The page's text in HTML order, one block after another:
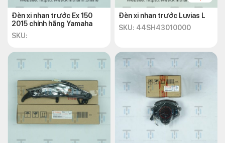
Đèn xi nhan trước Ex 150
2015 chính hãng Yamaha
SKU:
Đèn xi nhan trước Luvias L
SKU: 44SH43010000